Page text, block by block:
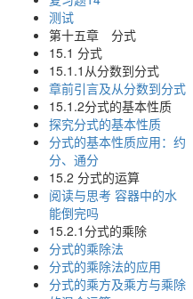
测试
第十五章 分式
15.1 分式
15.1.1从分数到分式
章前引言及从分数到分式
15.1.2分式的基本性质
探究分式的基本性质
分式的基本性质应用：约
分、通分
15.2 分式的运算
阅读与思考 容器中的水
能倒完吗
15.2.1分式的乘除
分式的乘除法
分式的乘除法的应用
分式的乘方及乘方与乘除